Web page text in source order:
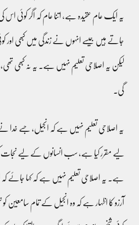
یہ ایک عام عقیدہ ہے، اتنا عام کہ اگر کوئی اس
جاتے ہیں جیسے انہوں نے زندگی میں کبھی اور
لیکن یہ اصلاحی تعلیم نہیں ہے۔ یہ نہ کبھی
گی۔
یہ اصلاحی تعلیم نہیں ہے کہ انجیل، جسے خدا
لیے مقرر کیا ہے، سب انسانوں کے لیے
ہے۔ یہ اصلاحی تعلیم نہیں ہے کہ کہا جائے کہ
آرزو کا اظہار ہے کہ وہ انجیل کے تمام سامعین